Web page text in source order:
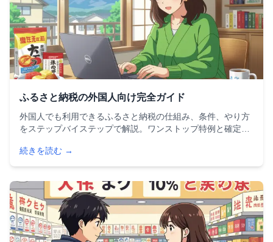
ふるさと納税の外国人向け完全ガイド
外国人でも利用できるふるさと納税の仕組み、条件、やり方
をステップバイステップで解説。ワンストップ特例と確定申
で、外国人に必要な情報をすべて網羅した完全ガイドです。
続きを読む →